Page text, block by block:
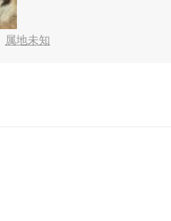
属地未知